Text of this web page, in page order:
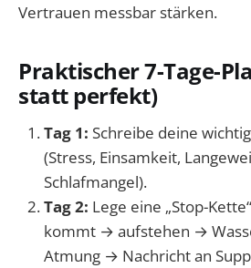
Vertrauen messbar stärken.
Praktischer 7-Tage-
statt perfekt)
Tag 1: Schreibe deine
(Stress, Einsamkeit,
Schlafmangel).
Tag 2: Lege eine „Stop-
kommt → aufstehen →
Atmung → Nachricht an